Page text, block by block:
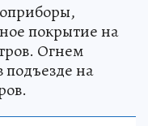
покрытие на
Огнем
подъезде на